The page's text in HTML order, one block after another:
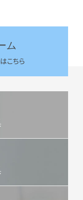
ム
こちら